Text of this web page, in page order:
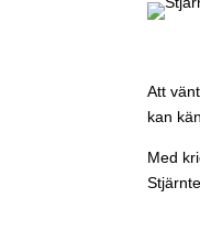
Att
kan
Med